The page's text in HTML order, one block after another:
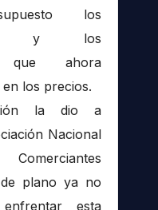
los
y los
que ahora
los precios.
la dio a
Nacional
plano ya no
esta